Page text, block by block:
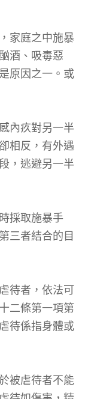
家庭之中施暴
酒、吸毒惡
原因之一。或
內疚對另一半
相反，有外遇
，逃避另一半
採取施暴手
三者結合的目
待者，依法可
二條第一項第
待係指身體或
被虐待者不能